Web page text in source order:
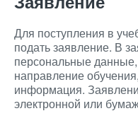
Для поступления в
подать заявление. В
персональные
направление
информация.
электронной или